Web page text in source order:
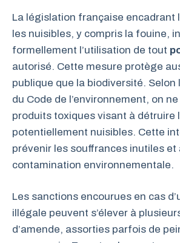
La législation française encadrant
les nuisibles, y compris la fouine,
formellement l’utilisation de tout
autorisé. Cette mesure protège
publique que la biodiversité. Selon
du Code de l’environnement, on
produits toxiques visant à détruire
potentiellement nuisibles. Cette
prévenir les souffrances inutiles et
contamination environnementale.
Les sanctions encourues en cas
illégale peuvent s’élever à
d’amende, assorties parfois de